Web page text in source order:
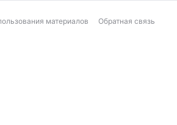
материалов Обратная связь